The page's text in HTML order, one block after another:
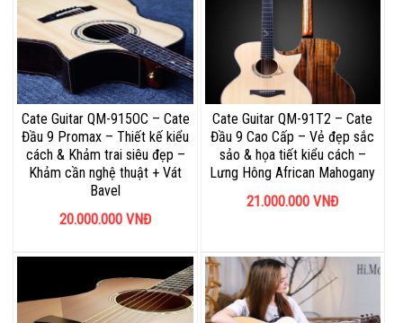
Cate Guitar QM-915OC – Cate
Đầu 9 Promax – Thiết kế kiểu
cách & Khảm trai siêu đẹp –
Khảm cần nghệ thuật + Vát
Bavel
20.000.000 VNĐ
Cate Guitar QM-91T2 – Cate
Đầu 9 Cao Cấp – Vẻ đẹp sắc
sảo & họa tiết kiểu cách –
Lưng Hông African Mahogany
21.000.000 VNĐ